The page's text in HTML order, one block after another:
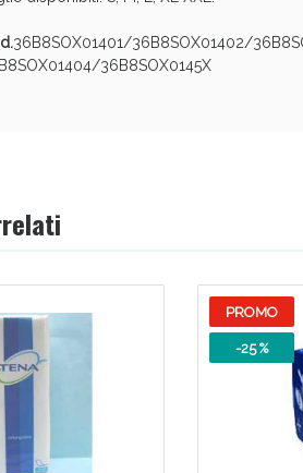
36B8SOX01401/36B8SOX01402/
36B8SOX0145X
PROMO
-25 %